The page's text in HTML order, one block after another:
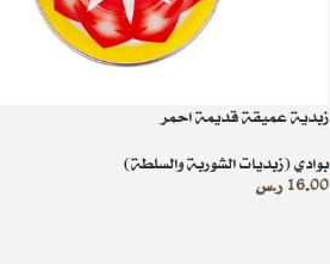
زبدية عميقة قديمة احمر
بوادي (زبديات الشوربة والسلطة)
16.00 ر.س